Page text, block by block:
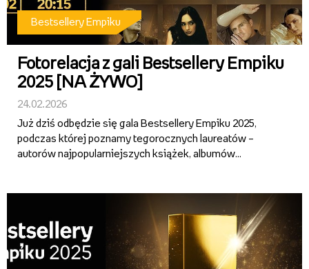
Bestsellery Empiku
Fotorelacja z gali Bestsellery Empiku
2025 [NA ŻYWO]
24.02.2026
Już dziś odbędzie się gala Bestsellery Empiku 2025,
podczas której poznamy tegorocznych laureatów –
autorów najpopularniejszych książek, albumów